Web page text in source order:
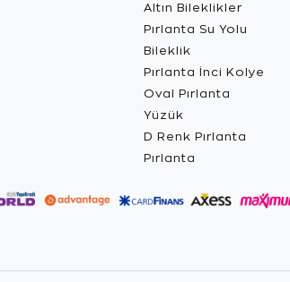
Altın Bileklikler
Pırlanta Su Yolu
Bileklik
Pırlanta İnci Kolye
Oval Pırlanta
Yüzük
D Renk Pırlanta
Pırlanta